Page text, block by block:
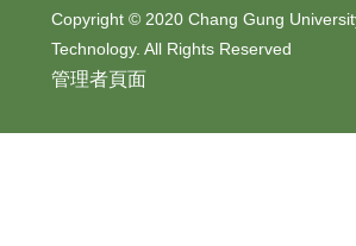
Copyright © 2020 Chang Gung
Technology. All Rights Reserved
管理者頁面